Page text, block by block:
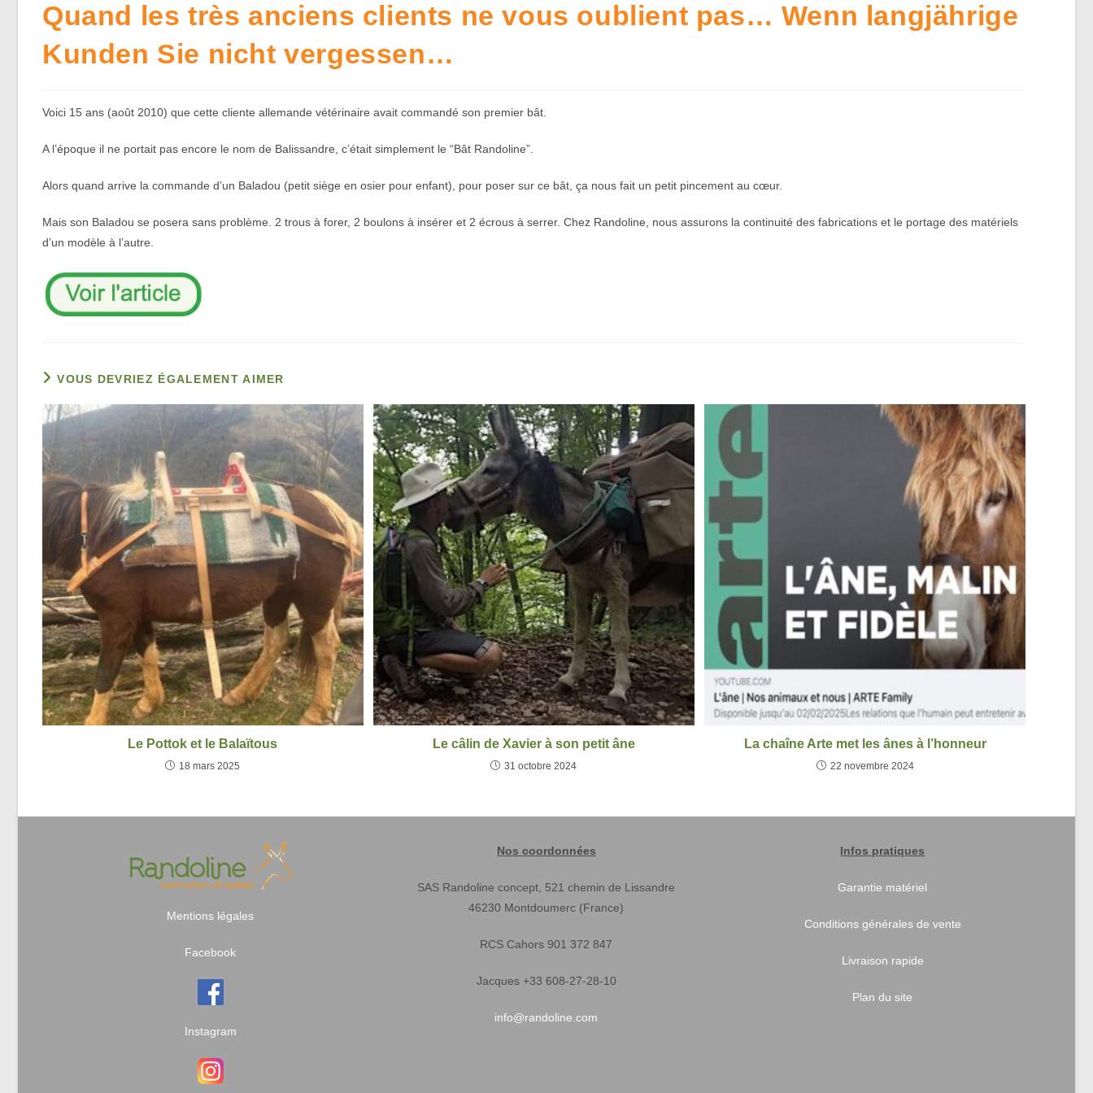
Quand les très anciens clients ne vous oublient pas… Wenn langjährige
Kunden Sie nicht vergessen…
Voici 15 ans (août 2010) que cette cliente allemande vétérinaire avait commandé son premier bât.
A l’époque il ne portait pas encore le nom de Balissandre, c’était simplement le “Bât Randoline”.
Alors quand arrive la commande d’un Baladou (petit siège en osier pour enfant), pour poser sur ce bât, ça nous fait un petit pincement au cœur.
Mais son Baladou se posera sans problème. 2 trous à forer, 2 boulons à insérer et 2 écrous à serrer. Chez Randoline, nous assurons la continuité des fabrications et le portage des matériels
d’un modèle à l’autre.
VOUS DEVRIEZ ÉGALEMENT AIMER
Le Pottok et le Balaïtous
18 mars 2025
Le câlin de Xavier à son petit âne
31 octobre 2024
La chaîne Arte met les ânes à l’honneur
22 novembre 2024
Mentions légales
Facebook
Instagram
Nos coordonnées
SAS Randoline concept, 521 chemin de Lissandre
46230 Montdoumerc (France)
RCS Cahors 901 372 847
Jacques +33 608-27-28-10
info@randoline.com
Infos pratiques
Garantie matériel
Conditions générales de vente
Livraison rapide
Plan du site